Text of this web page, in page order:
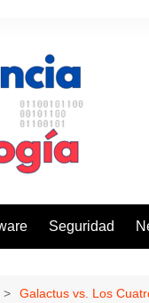
Seguridad
Galactus vs. Los